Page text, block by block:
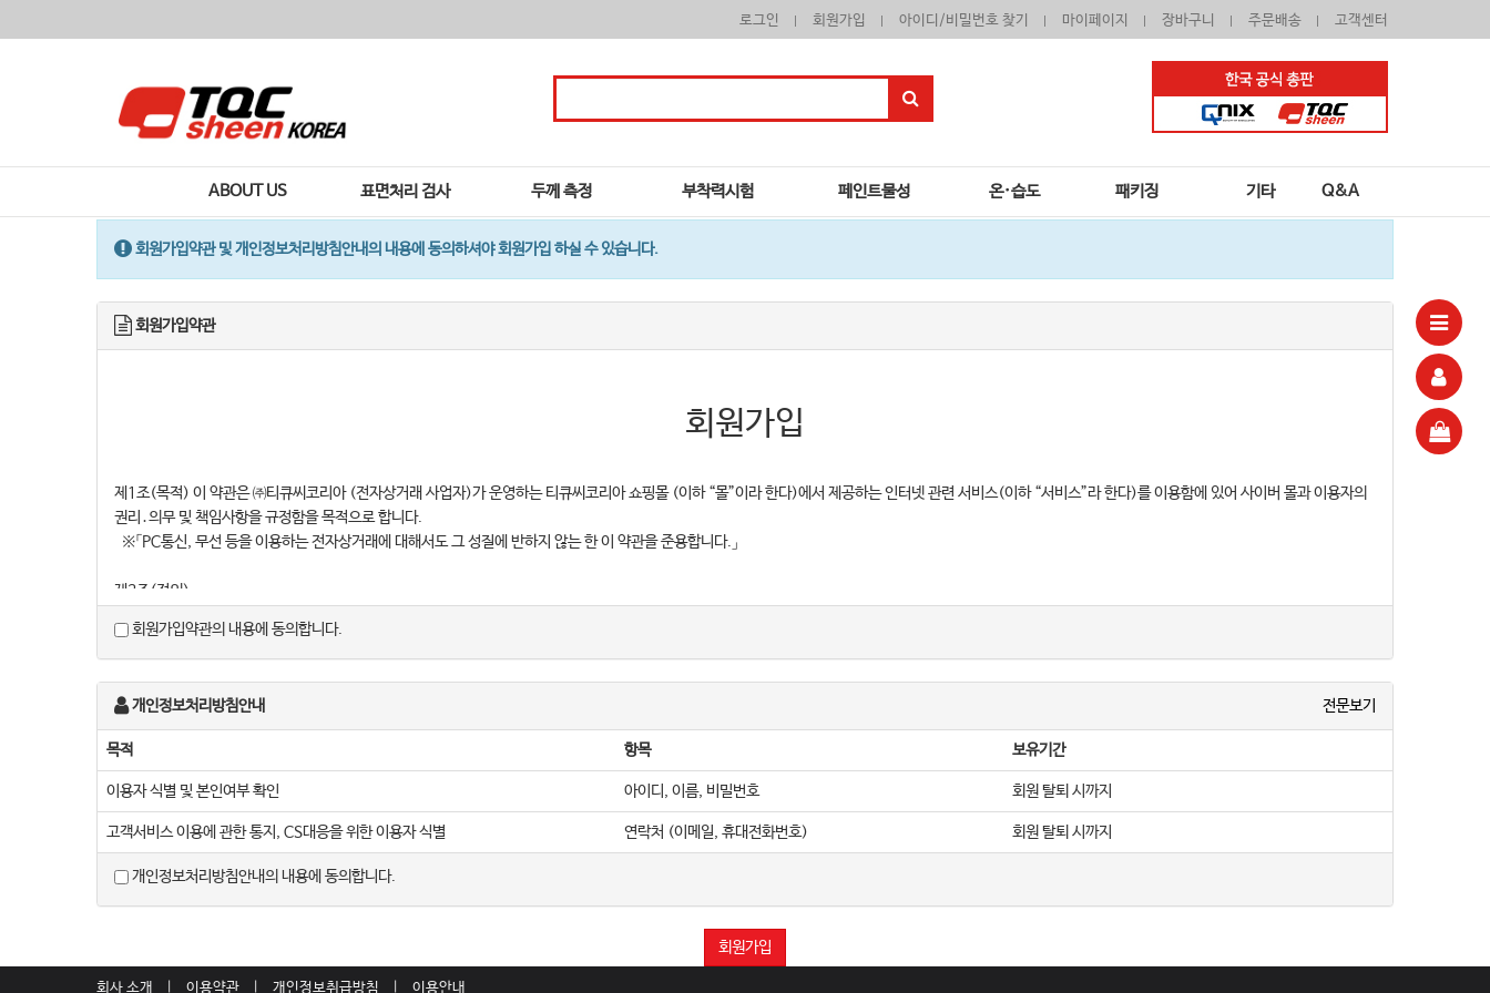
로그인 회원가입 아이디/비밀번호 찾기 마이페이지 장바구니 주문배송 고객센터
ABOUT US 표면처리 검사 두께 측정 부착력시험 페인트물성 온·습도 패키징 기타 Q&A
회원가입약관 및 개인정보처리방침안내의 내용에 동의하셔야 회원가입 하실 수 있습니다.
회원가입약관
회원가입
제1조(목적) 이 약관은 ㈜티큐씨코리아 (전자상거래 사업자)가 운영하는 티큐씨코리아 쇼핑몰 (이하 “몰”이라 한다)에서 제공하는 인터넷 관련 서비스(이하 “서비스”라 한다)를 이용함에 있어 사이버 몰과 이용자의
권리․의무 및 책임사항을 규정함을 목적으로 합니다.
※「PC통신, 무선 등을 이용하는 전자상거래에 대해서도 그 성질에 반하지 않는 한 이 약관을 준용합니다.」
제2조(정의)
몰을 운영하는 사업자의 의미로도 사용합니다.
② “이용자”란 “몰”에 접속하여 이 약관에 따라 “몰”이 제공하는 서비스를 받는 회원 및 비회원을 말합니다.
③ ‘회원’이라 함은 “몰”에 회원등록을 한 자로서, 계속적으로 “몰”이 제공하는 서비스를 이용할 수 있는 자를 말합니다.
④ ‘비회원’이라 함은 회원에 가입하지 않고 “몰”이 제공하는 서비스를 이용하는 자를 말합니다.
제3조 (약관 등의 명시와 설명 및 개정)
① “몰”은 이 약관의 내용과 상호 및 대표자 성명, 영업소 소재지 주소(소비자의 불만을 처리할 수 있는 곳의 주소를 포함), 전화번호․모사전송번호․전자우편주소, 사업자등록번호, 통신판매업 신고번호, 개인정보관
리책임자등을 이용자가 쉽게 알 수 있도록 사이버몰의 초기 서비스화면(전면)에 게시합니다. 다만, 약관의 내용은 이용자가 연결화면을 통하여 볼 수 있도록 할 수 있습니다.
② “몰은 이용자가 약관에 동의하기에 앞서 약관에 정하여져 있는 내용 중 청약철회․배송책임․환불조건 등과 같은 중요한 내용을 이용자가 이해할 수 있도록 별도의 연결화면 또는 팝업화면 등을 제공하여 이용자의
확인을 구하여야 합니다.
③ “몰”은 「전자상거래 등에서의 소비자보호에 관한 법률」, 「약관의 규제에 관한 법률」, 「전자문서 및 전자거래기본법」, 「전자금융거래법」, 「전자서명법」, 「정보통신망 이용촉진 및 정보보호 등에 관한 법률」, 「방문판
매 등에 관한 법률」, 「소비자기본법」 등 관련 법을 위배하지 않는 범위에서 이 약관을 개정할 수 있습니다.
④ “몰”이 약관을 개정할 경우에는 적용일자 및 개정사유를 명시하여 현행약관과 함께 몰의 초기화면에 그 적용일자 7일 이전부터 적용일자 전일까지 공지합니다. 다만, 이용자에게 불리하게 약관내용을 변경하는 경
우에는 최소한 30일 이상의 사전 유예기간을 두고 공지합니다. 이 경우 "몰“은 개정 전 내용과 개정 후 내용을 명확하게 비교하여 이용자가 알기 쉽도록 표시합니다.
⑤ “몰”이 약관을 개정할 경우에는 그 개정약관은 그 적용일자 이후에 체결되는 계약에만 적용되고 그 이전에 이미 체결된 계약에 대해서는 개정 전의 약관조항이 그대로 적용됩니다. 다만 이미 계약을 체결한 이용자
회원가입약관의 내용에 동의합니다.
전문보기
개인정보처리방침안내
목적 항목 보유기간
이용자 식별 및 본인여부 확인 아이디, 이름, 비밀번호 회원 탈퇴 시까지
고객서비스 이용에 관한 통지, CS대응을 위한 이용자 식별 연락처 (이메일, 휴대전화번호) 회원 탈퇴 시까지
개인정보처리방침안내의 내용에 동의합니다.
회원가입
회사 소개 이용약관 개인정보취급방침 이용안내